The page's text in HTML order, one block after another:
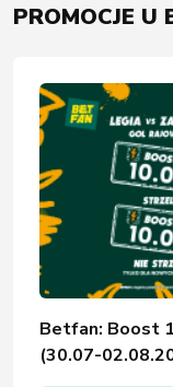
PROMOCJE U
Betfan: Boost
(30.07-